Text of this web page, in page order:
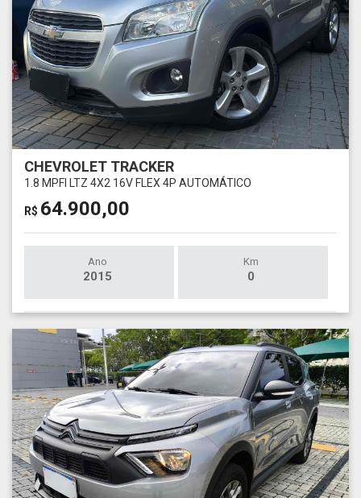
CHEVROLET TRACKER
1.8 MPFI LTZ 4X2 16V FLEX 4P AUTOMÁTICO
R$ 64.900,00
Ano
2015
Km
0